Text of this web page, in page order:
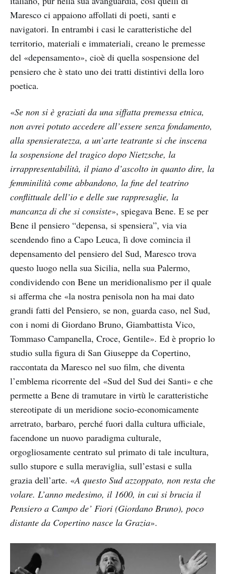
Maresco ci appaiono affollati di poeti, santi e
navigatori. In entrambi i casi le caratteristiche del
territorio, materiali e immateriali, creano le premesse
del «depensamento», cioè di quella sospensione del
pensiero che è stato uno dei tratti distintivi della loro
poetica.
«Se non si è graziati da una siffatta premessa etnica,
non avrei potuto accedere all’essere senza fondamento,
alla spensieratezza, a un’arte teatrante si che inscena
la sospensione del tragico dopo Nietzsche, la
irrappresentabilità, il piano d’ascolto in quanto dire, la
femminilità come abbandono, la fine del teatrino
conflittuale dell’io e delle sue rappresaglie, la
mancanza di che si consiste», spiegava Bene. E se per
Bene il pensiero “depensa, si spensiera”, via via
scendendo fino a Capo Leuca, lì dove comincia il
depensamento del pensiero del Sud, Maresco trova
questo luogo nella sua Sicilia, nella sua Palermo,
condividendo con Bene un meridionalismo per il quale
si afferma che «la nostra penisola non ha mai dato
grandi fatti del Pensiero, se non, guarda caso, nel Sud,
con i nomi di Giordano Bruno, Giambattista Vico,
Tommaso Campanella, Croce, Gentile». Ed è proprio lo
studio sulla figura di San Giuseppe da Copertino,
raccontata da Maresco nel suo film, che diventa
l’emblema ricorrente del «Sud del Sud dei Santi» e che
permette a Bene di tramutare in virtù le caratteristiche
stereotipate di un meridione socio-economicamente
arretrato, barbaro, perché fuori dalla cultura ufficiale,
facendone un nuovo paradigma culturale,
orgogliosamente centrato sul primato di tale incultura,
sullo stupore e sulla meraviglia, sull’estasi e sulla
grazia dell’arte. «A questo Sud azzoppato, non resta che
volare. L’anno medesimo, il 1600, in cui si brucia il
Pensiero a Campo de’ Fiori (Giordano Bruno), poco
distante da Copertino nasce la Grazia».